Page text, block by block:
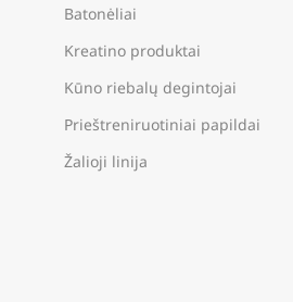
Batonėliai
Kreatino produktai
Kūno riebalų degintojai
Prieštreniruotiniai papildai
Žalioji linija